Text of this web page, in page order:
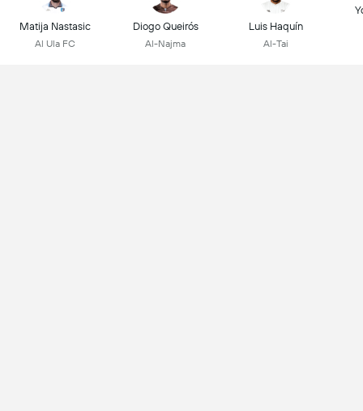
Matija Nastasic
Al Ula FC
Diogo Queirós
Al-Najma
Luis Haquín
Al-Tai